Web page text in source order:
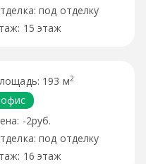
под отделку
15 этаж
193 м2
офис
-2руб.
под отделку
16 этаж